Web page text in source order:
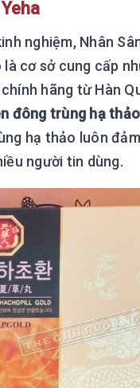
nghiệm, Nhân
cơ sở cung cấp
hãng từ Hàn
đông trùng hạ thảo
hạ thảo luôn
người tin dùng.